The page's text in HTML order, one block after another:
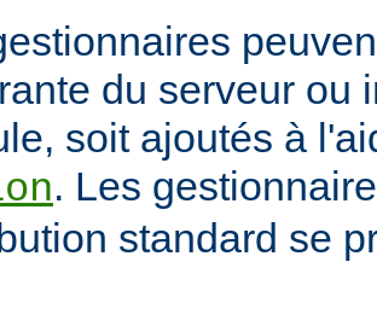
du serveur ou
soit ajoutés à
. Les
standard se